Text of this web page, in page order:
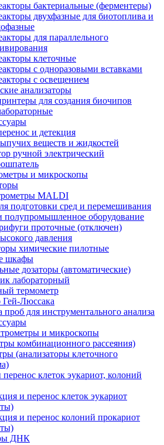
бактериальные (ферментеры)
двухфазные для биотоплива и
для параллельного
клеточные
с одноразовыми вставками
с освещением
анализаторы
для создания биочипов
и детекция
веществ и жидкостей
ручной электрический
и микроскопы
MALDI
подготовки сред и перемешивания
полупромышленное оборудование
проточные (отключен)
давления
химические пилотные
шкафы
дозаторы (автоматические)
лабораторный
термометр
Люссака
проб для инструментального анализа
и микроскопы
комбинационного рассеяния)
(анализаторы клеточного
клеток эукариот, колоний
и перенос клеток эукариот
и перенос колоний прокариот
ДНК